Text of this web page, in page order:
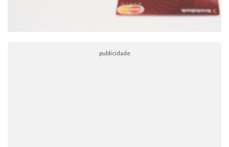
publicidade